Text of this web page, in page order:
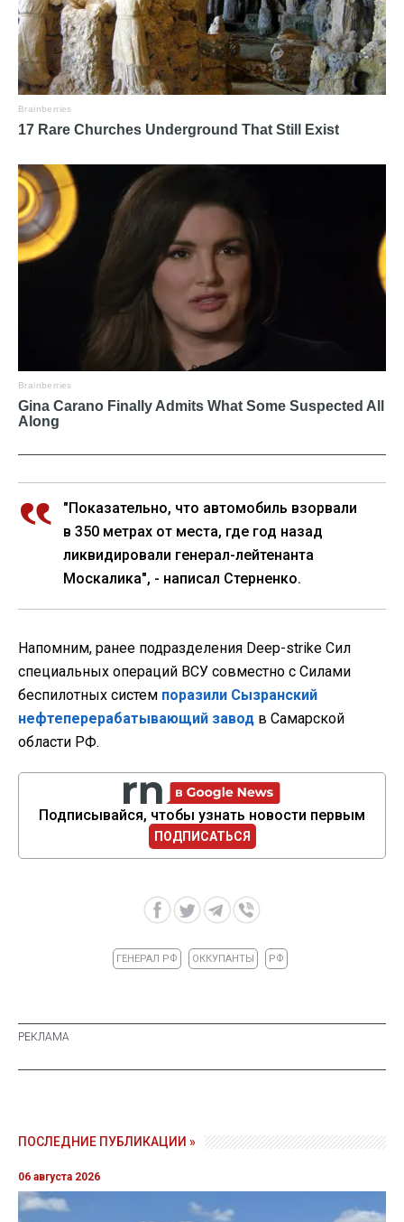
"Показательно, что автомобиль взорвали
в 350 метрах от места, где год назад
ликвидировали генерал-лейтенанта
Москалика", - написал Стерненко.
Напомним, ранее подразделения Deep-strike Сил
специальных операций ВСУ совместно с Силами
беспилотных систем поразили Сызранский
нефтеперерабатывающий завод в Самарской
области РФ.
Подписывайся, чтобы узнать новости первым
ПОДПИСАТЬСЯ
ГЕНЕРАЛ РФ ОККУПАНТЫ РФ
ПОСЛЕДНИЕ ПУБЛИКАЦИИ »
06 августа 2026